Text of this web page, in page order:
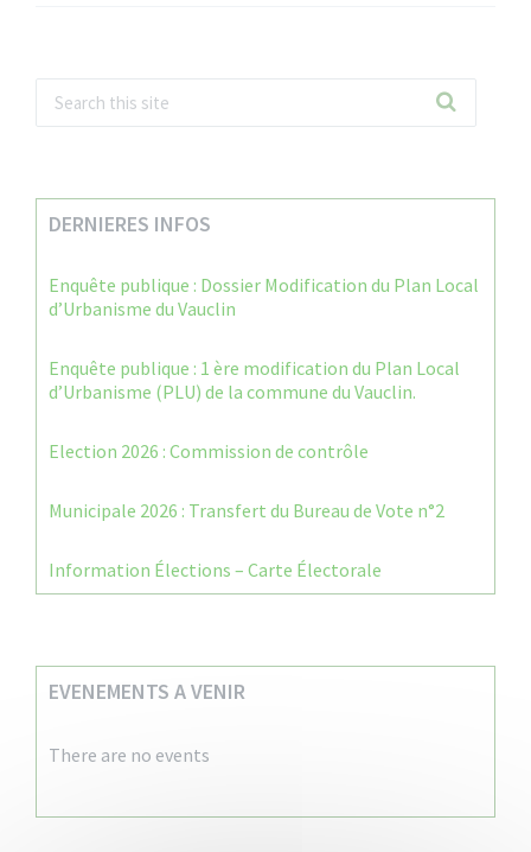
DERNIERES INFOS
Enquête publique : Dossier Modification du Plan Local
d’Urbanisme du Vauclin
Enquête publique : 1 ère modification du Plan Local
d’Urbanisme (PLU) de la commune du Vauclin.
Election 2026 : Commission de contrôle
Municipale 2026 : Transfert du Bureau de Vote n°2
Information Élections – Carte Électorale
EVENEMENTS A VENIR
There are no events